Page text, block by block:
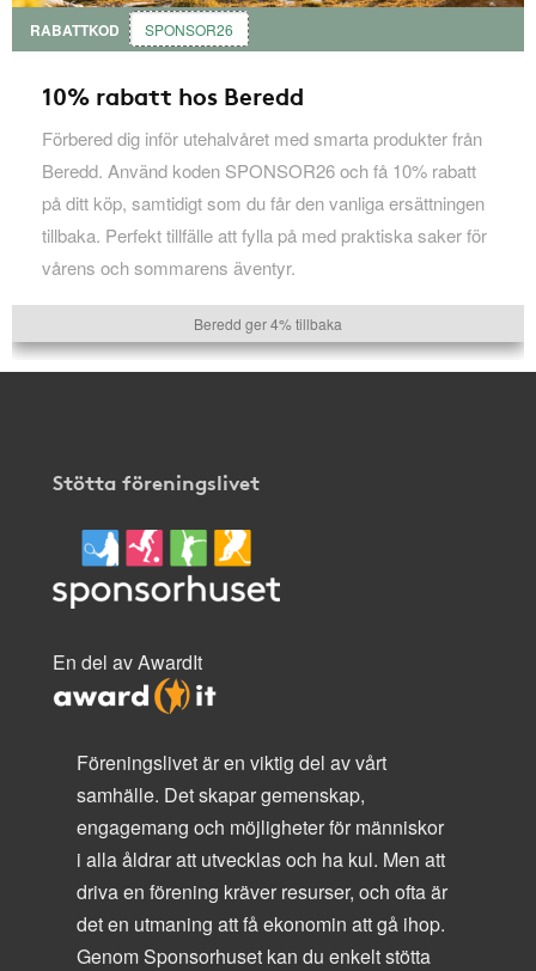
RABATTKOD SPONSOR26
10% rabatt hos Beredd
Förbered dig inför utehalvåret med smarta produkter från
Beredd. Använd koden SPONSOR26 och få 10% rabatt
på ditt köp, samtidigt som du får den vanliga ersättningen
tillbaka. Perfekt tillfälle att fylla på med praktiska saker för
vårens och sommarens äventyr.
Beredd ger 4% tillbaka
Stötta föreningslivet
En del av AwardIt
Föreningslivet är en viktig del av vårt
samhälle. Det skapar gemenskap,
engagemang och möjligheter för människor
i alla åldrar att utvecklas och ha kul. Men att
driva en förening kräver resurser, och ofta är
det en utmaning att få ekonomin att gå ihop.
Genom Sponsorhuset kan du enkelt stötta